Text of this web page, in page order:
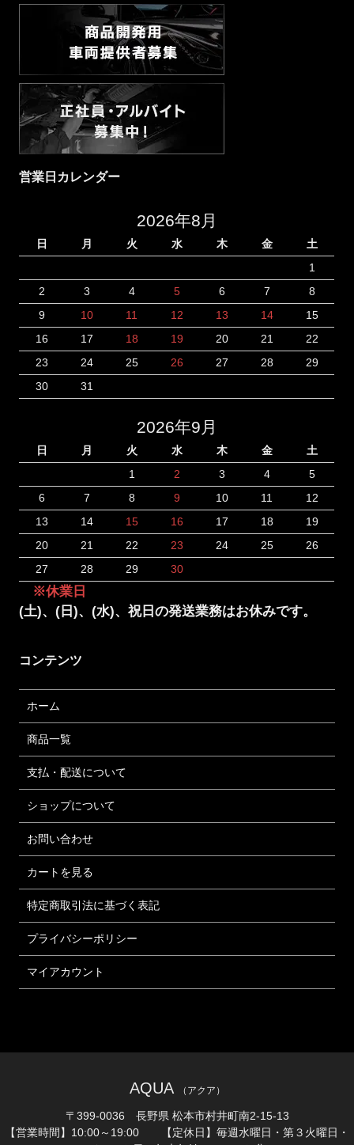
営業日カレンダー
2026年8月
日 月 火 水 木 金
土
1
2
3 4 5 6 7
8
9
10 11 12 13 14
15
16
17 18 19 20 21
22
23
24 25 26 27 28
29
30
31
2026年9月
日 月 火 水 木 金
土
1
2 3 4
5
6
7 8 9 10 11
12
13
14 15 16 17 18
19
20
21 22 23 24 25
26
27
28 29 30
※休業日
(土)、(日)、(水)、祝日の発送業務はお休みです。
コンテンツ
ホーム
商品一覧
支払・配送について
ショップについて
お問い合わせ
カートを見る
特定商取引法に基づく表記
プライバシーポリシー
マイアカウント
AQUA （アクア）
〒399-0036 長野県 松本市村井町南2-15-13
【営業時間】10:00～19:00 【定休日】毎週水曜日・第３火曜日・